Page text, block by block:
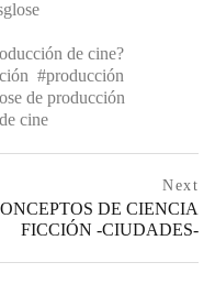
de cine?
producción
de producción
cine
Next
DE CIENCIA
FICCIÓN -CIUDADES-